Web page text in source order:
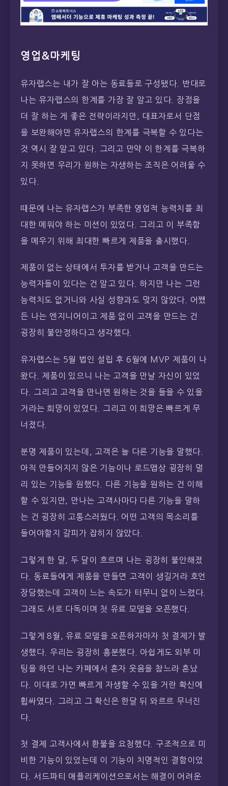
영업&마케팅
유자랩스는 내가 잘 아는 동료들로 구성됐다. 반대로
나는 유자랩스의 한계를 가장 잘 알고 있다. 장점을
더 잘 하는 게 좋은 전략이라지만, 대표자로서 단점
을 보완해야만 유자랩스의 한계를 극복할 수 있다는
것 역시 잘 알고 있다. 그리고 만약 이 한계를 극복하
지 못하면 우리가 원하는 자생하는 조직은 어려울 수
있다.
때문에 나는 유자랩스가 부족한 영업적 능력치를 최
대한 메워야 하는 미션이 있었다. 그리고 이 부족함
을 메우기 위해 최대한 빠르게 제품을 출시했다.
제품이 없는 상태에서 투자를 받거나 고객을 만드는
능력자들이 있다는 건 알고 있다. 하지만 나는 그런
능력치도 없거니와 사실 성향과도 맞지 않았다. 어쨌
든 나는 엔지니어이고 제품 없이 고객을 만드는 건
굉장히 불안정하다고 생각했다.
유자랩스는 5월 법인 설립 후 6월에 MVP 제품이 나
왔다. 제품이 있으니 나는 고객을 만날 자신이 있었
다. 그리고 고객을 만나면 원하는 것을 들을 수 있을
거라는 희망이 있었다. 그리고 이 희망은 빠르게 무
너졌다.
분명 제품이 있는데, 고객은 늘 다른 기능을 말했다.
아직 만들어지지 않은 기능이나 로드맵상 굉장히 멀
리 있는 기능을 원했다. 다른 기능을 원하는 건 이해
할 수 있지만, 만나는 고객사마다 다른 기능을 말하
는 건 굉장히 고통스러웠다. 어떤 고객의 목소리를
들어야할지 갈피가 잡히지 않았다.
그렇게 한 달, 두 달이 흐르며 나는 굉장히 불안해졌
다. 동료들에게 제품을 만들면 고객이 생길거라 호언
장담했는데 고객이 느는 속도가 터무니 없이 느렸다.
그래도 서로 다독이며 첫 유료 모델을 오픈했다.
그렇게 8월, 유료 모델을 오픈하자마자 첫 결제가 발
생했다. 우리는 굉장히 흥분했다. 아쉽게도 외부 미
팅을 하던 나는 카페에서 혼자 웃음을 참느라 혼났
다. 이대로 가면 빠르게 자생할 수 있을 거란 확신에
휩싸였다. 그리고 그 확신은 한달 뒤 와르르 무너진
다.
첫 결제 고객사에서 환불을 요청했다. 구조적으로 미
비한 기능이 있었는데 이 기능이 치명적인 결함이었
다. 서드파티 애플리케이션으로서는 해결이 어려운